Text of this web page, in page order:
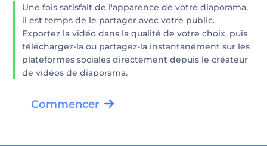
Une fois satisfait de l'apparence de votre diaporama,
il est temps de le partager avec votre public.
Exportez la vidéo dans la qualité de votre choix, puis
téléchargez-la ou partagez-la instantanément sur les
plateformes sociales directement depuis le créateur
de vidéos de diaporama.
Commencer